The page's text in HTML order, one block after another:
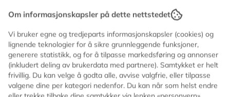
Informasjon
50x70 cm
Om informasjonskapsler på dette nettstedet
Vi bruker egne og tredjeparts informasjonskapsler (cookies) og
lignende teknologier for å sikre grunnleggende funksjoner,
generere statistikk, og for å tilpasse markedsføring og annonser
(inkludert deling av brukerdata med partnere). Samtykket er helt
frivillig. Du kan velge å godta alle, avvise valgfrie, eller tilpasse
valgene dine per kategori nedenfor. Du kan når som helst endre